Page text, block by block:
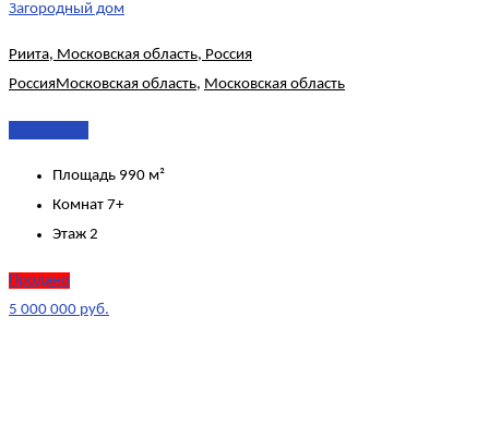
Загородный дом
Риита, Московская область, Россия
РоссияМосковская область, Московская область
Площадь 990 м²
Комнат 7+
Этаж 2
Продано
5 000 000 руб.